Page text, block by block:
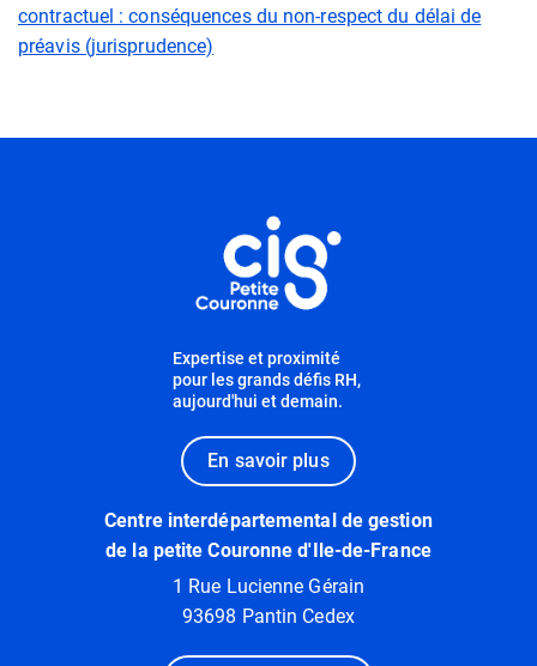
contractuel : conséquences du non-respect du délai de
préavis (jurisprudence)
Expertise et proximité
pour les grands défis RH,
aujourd'hui et demain.
En savoir plus
Centre interdépartemental de gestion
de la petite Couronne d'Ile-de-France
1 Rue Lucienne Gérain
93698 Pantin Cedex